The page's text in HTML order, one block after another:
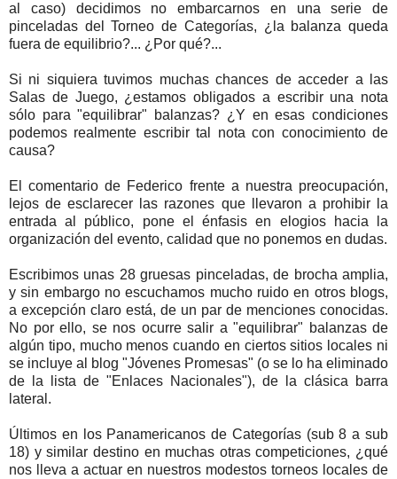
al caso) decidimos no embarcarnos en una serie de
pinceladas del Torneo de Categorías, ¿la balanza queda
fuera de equilibrio?... ¿Por qué?...
Si ni siquiera tuvimos muchas chances de acceder a las
Salas de Juego, ¿estamos obligados a escribir una nota
sólo para "equilibrar" balanzas? ¿Y en esas condiciones
podemos realmente escribir tal nota con conocimiento de
causa?
El comentario de Federico frente a nuestra preocupación,
lejos de esclarecer las razones que llevaron a prohibir la
entrada al público, pone el énfasis en elogios hacia la
organización del evento, calidad que no ponemos en dudas.
Escribimos unas 28 gruesas pinceladas, de brocha amplia,
y sin embargo no escuchamos mucho ruido en otros blogs,
a excepción claro está, de un par de menciones conocidas.
No por ello, se nos ocurre salir a "equilibrar" balanzas de
algún tipo, mucho menos cuando en ciertos sitios locales ni
se incluye al blog "Jóvenes Promesas" (o se lo ha eliminado
de la lista de "Enlaces Nacionales"), de la clásica barra
lateral.
Últimos en los Panamericanos de Categorías (sub 8 a sub
18) y similar destino en muchas otras competiciones, ¿qué
nos lleva a actuar en nuestros modestos torneos locales de